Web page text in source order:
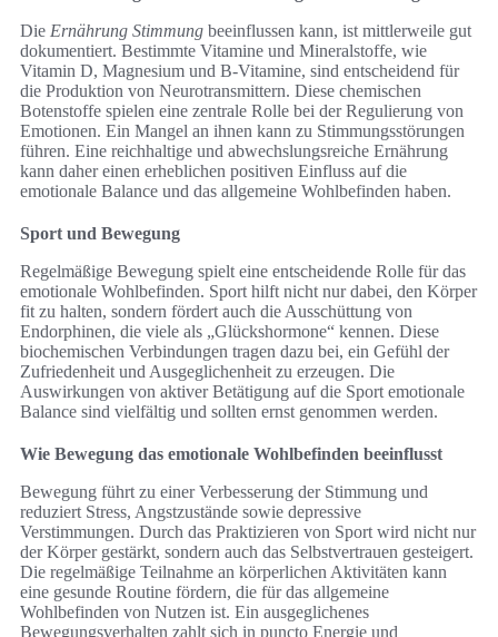
Die Ernährung Stimmung beeinflussen kann, ist mittlerweile gut
dokumentiert. Bestimmte Vitamine und Mineralstoffe, wie
Vitamin D, Magnesium und B-Vitamine, sind entscheidend für
die Produktion von Neurotransmittern. Diese chemischen
Botenstoffe spielen eine zentrale Rolle bei der Regulierung von
Emotionen. Ein Mangel an ihnen kann zu Stimmungsstörungen
führen. Eine reichhaltige und abwechslungsreiche Ernährung
kann daher einen erheblichen positiven Einfluss auf die
emotionale Balance und das allgemeine Wohlbefinden haben.
Sport und Bewegung
Regelmäßige Bewegung spielt eine entscheidende Rolle für das
emotionale Wohlbefinden. Sport hilft nicht nur dabei, den Körper
fit zu halten, sondern fördert auch die Ausschüttung von
Endorphinen, die viele als „Glückshormone“ kennen. Diese
biochemischen Verbindungen tragen dazu bei, ein Gefühl der
Zufriedenheit und Ausgeglichenheit zu erzeugen. Die
Auswirkungen von aktiver Betätigung auf die Sport emotionale
Balance sind vielfältig und sollten ernst genommen werden.
Wie Bewegung das emotionale Wohlbefinden beeinflusst
Bewegung führt zu einer Verbesserung der Stimmung und
reduziert Stress, Angstzustände sowie depressive
Verstimmungen. Durch das Praktizieren von Sport wird nicht nur
der Körper gestärkt, sondern auch das Selbstvertrauen gesteigert.
Die regelmäßige Teilnahme an körperlichen Aktivitäten kann
eine gesunde Routine fördern, die für das allgemeine
Wohlbefinden von Nutzen ist. Ein ausgeglichenes
Bewegungsverhalten zahlt sich in puncto Energie und